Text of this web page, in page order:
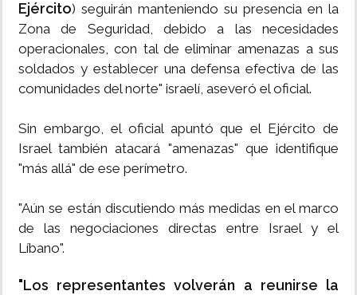
Ejército) seguirán manteniendo su presencia en la
Zona de Seguridad, debido a las necesidades
operacionales, con tal de eliminar amenazas a sus
soldados y establecer una defensa efectiva de las
comunidades del norte" israelí, aseveró el oficial.
Sin embargo, el oficial apuntó que el Ejército de
Israel también atacará "amenazas" que identifique
"más allá" de ese perímetro.
"Aún se están discutiendo más medidas en el marco
de las negociaciones directas entre Israel y el
Líbano".
"Los representantes volverán a reunirse la